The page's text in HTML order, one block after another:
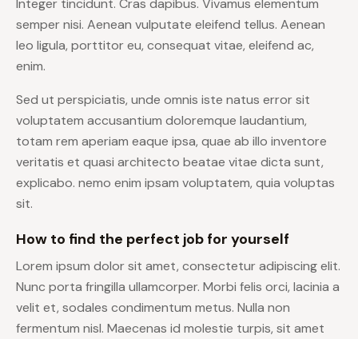
Integer tincidunt. Cras dapibus. Vivamus elementum
semper nisi. Aenean vulputate eleifend tellus. Aenean
leo ligula, porttitor eu, consequat vitae, eleifend ac,
enim.
Sed ut perspiciatis, unde omnis iste natus error sit
voluptatem accusantium doloremque laudantium,
totam rem aperiam eaque ipsa, quae ab illo inventore
veritatis et quasi architecto beatae vitae dicta sunt,
explicabo. nemo enim ipsam voluptatem, quia voluptas
sit.
How to find the perfect job for yourself
Lorem ipsum dolor sit amet, consectetur adipiscing elit.
Nunc porta fringilla ullamcorper. Morbi felis orci, lacinia a
velit et, sodales condimentum metus. Nulla non
fermentum nisl. Maecenas id molestie turpis, sit amet